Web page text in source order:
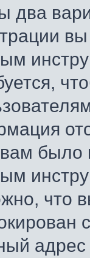
два
что
адрес